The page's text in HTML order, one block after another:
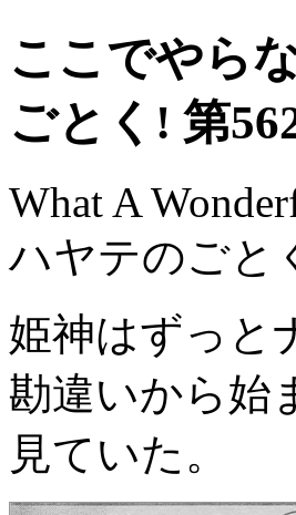
ここでやら
ごとく! 第
What A
ハヤテのごと
姫神はずっと
勘違いから始
見ていた。